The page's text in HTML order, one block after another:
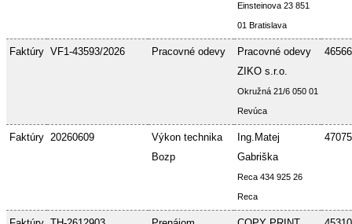
Einsteinova 23 851
01 Bratislava
Faktúry VF1-43593/2026 Pracovné odevy
Pracovné odevy
ZIKO s.r.o.
Okružná 21/6 050 01
Revúca
Faktúry 20260609
Výkon technika
Bozp
Ing.Matej
Gabriška
Reca 434 925 26
Reca